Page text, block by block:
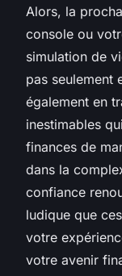
Alors, la
console ou
simulation de
pas seulement
également en
inestimables
finances de
dans la
confiance
ludique que
votre
votre avenir